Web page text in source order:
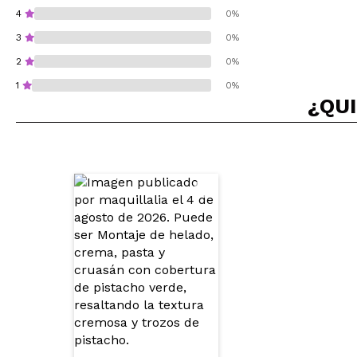
4 0%
3 0%
2 0%
1 0%